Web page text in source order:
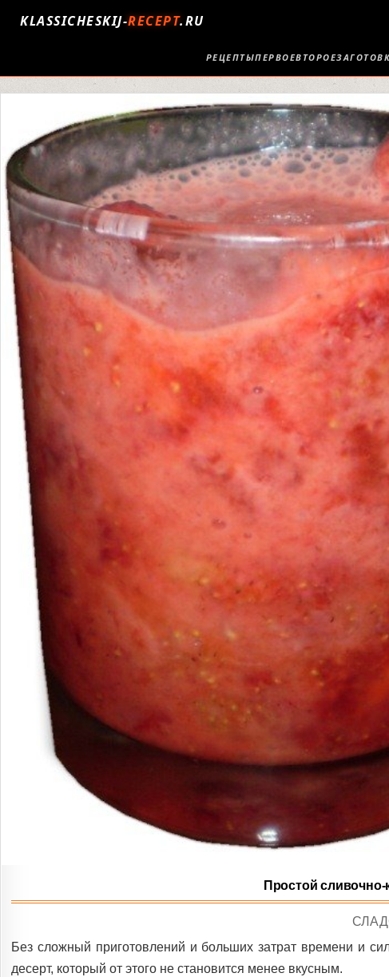
KLASSICHESKIJ-RECEPT.RU
РЕЦЕПТЫПЕРВОЕВТОРОЕ
Простой
Без сложный приготовлений и больших затрат времени и
десерт, который от этого не становится менее вкусным.